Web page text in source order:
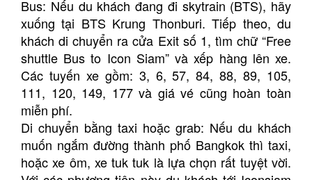
Bus: Nếu du khách đang đi skytrain (BTS), hãy
xuống tại BTS Krung Thonburi. Tiếp theo, du
khách di chuyển ra cửa Exit số 1, tìm chữ “Free
shuttle Bus to Icon Siam” và xếp hàng lên xe.
Các tuyến xe gồm: 3, 6, 57, 84, 88, 89, 105,
111, 120, 149, 177 và giá vé cũng hoàn toàn
miễn phí.
Di chuyển bằng taxi hoặc grab: Nếu du khách
muốn ngắm đường thành phố Bangkok thì taxi,
hoặc xe ôm, xe tuk tuk là lựa chọn rất tuyệt vời.